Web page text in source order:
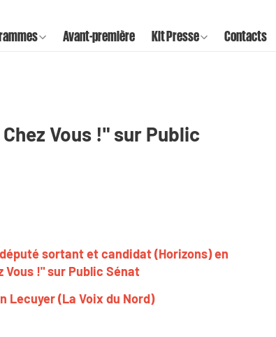
Avant-première Kit Presse Contacts
Vous !" sur Public
sortant et candidat (Horizons) en
Vous !" sur Public Sénat
Lecuyer (La Voix du Nord)